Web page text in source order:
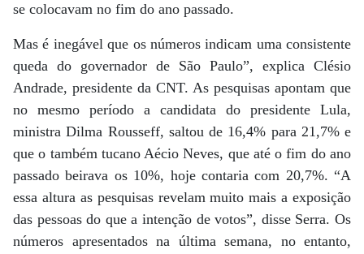
se colocavam no fim do ano passado.
Mas é inegável que os números indicam uma consistente
queda do governador de São Paulo”, explica Clésio
Andrade, presidente da CNT. As pesquisas apontam que
no mesmo período a candidata do presidente Lula,
ministra Dilma Rousseff, saltou de 16,4% para 21,7% e
que o também tucano Aécio Neves, que até o fim do ano
passado beirava os 10%, hoje contaria com 20,7%. “A
essa altura as pesquisas revelam muito mais a exposição
das pessoas do que a intenção de votos”, disse Serra. Os
números apresentados na última semana, no entanto,